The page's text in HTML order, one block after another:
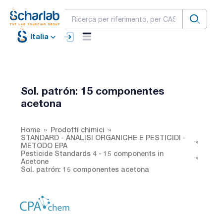
Italia
Sol. patrón: 15 componentes
acetona
Home
Prodotti chimici
STANDARD - ANALISI ORGANICHE E PESTICIDI -
METODO EPA
Pesticide Standards 4 - 15 components in
Acetone
Sol. patrón: 15 componentes acetona